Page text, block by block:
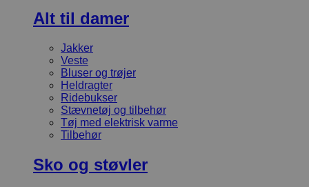
Alt til damer
Jakker
Veste
Bluser og trøjer
Heldragter
Ridebukser
Stævnetøj og tilbehør
Tøj med elektrisk varme
Tilbehør
Sko og støvler